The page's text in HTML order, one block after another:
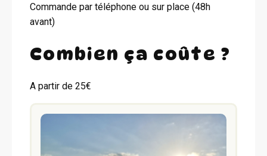
Commande par téléphone ou sur place (48h
avant)
Combien ça coûte ?
A partir de 25€